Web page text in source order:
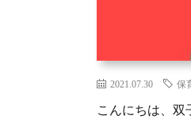
2021.07.30 保
こんにちは、